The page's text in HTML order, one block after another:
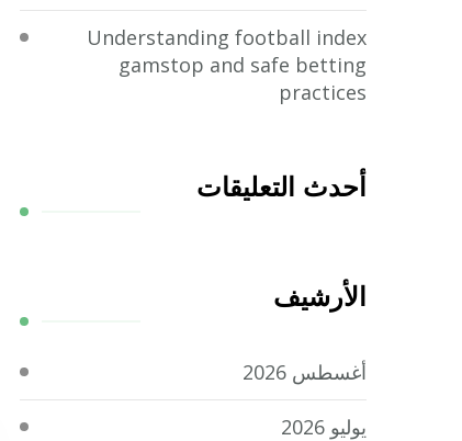
Understanding football index
gamstop and safe betting
practices
أحدث التعليقات
الأرشيف
أغسطس 2026
يوليو 2026